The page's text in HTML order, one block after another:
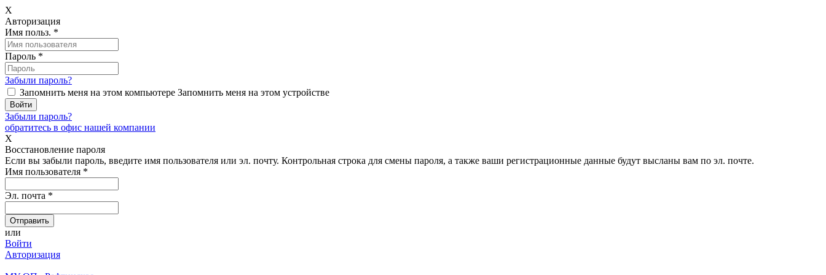
X
Авторизация
Имя польз. *
Пароль *
Забыли пароль?
Запомнить меня на этом компьютере Запомнить меня на этом устройстве
Забыли пароль?
обратитесь в офис нашей компании
X
Восстановление пароля
Если вы забыли пароль, введите имя пользователя или эл. почту. Контрольная строка для смены пароля, а также ваши регистрационные данные будут высланы вам по эл. почте.
Имя пользователя *
Эл. почта *
или
Войти
Авторизация